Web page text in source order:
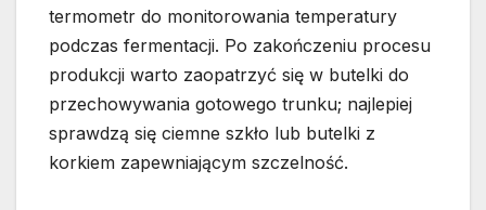
termometr do monitorowania temperatury
podczas fermentacji. Po zakończeniu procesu
produkcji warto zaopatrzyć się w butelki do
przechowywania gotowego trunku; najlepiej
sprawdzą się ciemne szkło lub butelki z
korkiem zapewniającym szczelność.